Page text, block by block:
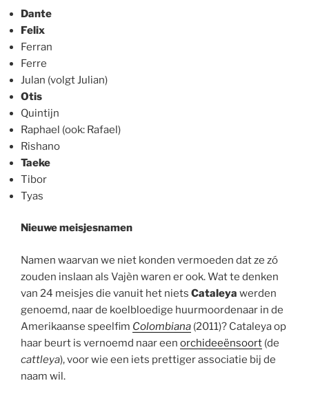
Dante
Felix
Ferran
Ferre
Julan (volgt Julian)
Otis
Quintijn
Raphael (ook: Rafael)
Rishano
Taeke
Tibor
Tyas
Nieuwe meisjesnamen
Namen waarvan we niet konden vermoeden dat ze zó
zouden inslaan als Vajèn waren er ook. Wat te denken
van 24 meisjes die vanuit het niets Cataleya werden
genoemd, naar de koelbloedige huurmoordenaar in de
Amerikaanse speelfim Colombiana (2011)? Cataleya op
haar beurt is vernoemd naar een orchideeënsoort (de
cattleya), voor wie een iets prettiger associatie bij de
naam wil.